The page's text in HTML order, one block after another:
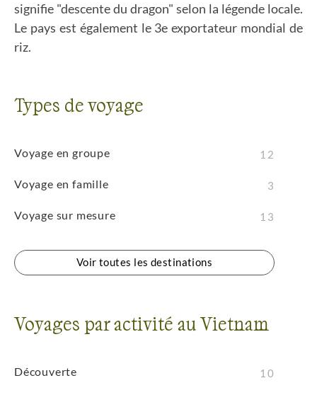
signifie "descente du dragon" selon la légende locale.
Le pays est également le 3e exportateur mondial de
riz.
Types de voyage
Voyage en groupe 12
Voyage en famille 3
Voyage sur mesure 13
Voir toutes les destinations
Voyages par activité au Vietnam
Découverte 10